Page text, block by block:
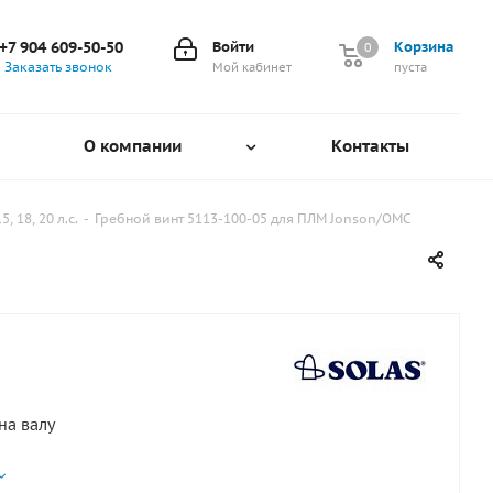
Корзина
0
пуста
0
Войти
Мой кабинет
+7 904 609-50-50
Заказать звонок
О компании Контакты
18, 20 л.с. - Гребной винт 5113-100-05 для ПЛМ Jonson/OMC
валу
Origin Tohatsu) 2-1/2" Gearcase(14 Tooth Spline)